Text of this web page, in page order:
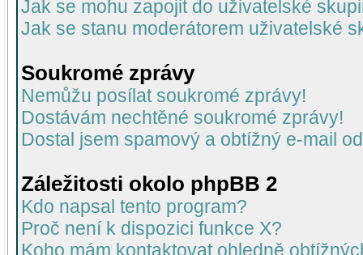
Jak se mohu zapojit do uživatelské
Jak se stanu moderátorem uživatelské
Soukromé zprávy
Nemůžu posílat soukromé zprávy!
Dostávám nechtěné soukromé zprávy!
Dostal jsem spamový a obtížný e-mail
Záležitosti okolo phpBB 2
Kdo napsal tento program?
Proč není k dispozici funkce X?
Koho mám kontaktovat ohledně